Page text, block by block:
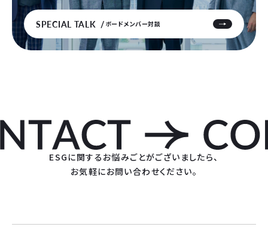
SPECIAL TALK ボードメンバー対談
ESGに関するお悩みごとがございましたら、
お気軽にお問い合わせください。